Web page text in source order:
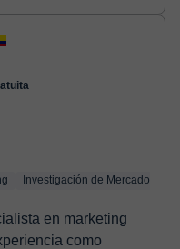
Investigación de Mercados
en marketing
como